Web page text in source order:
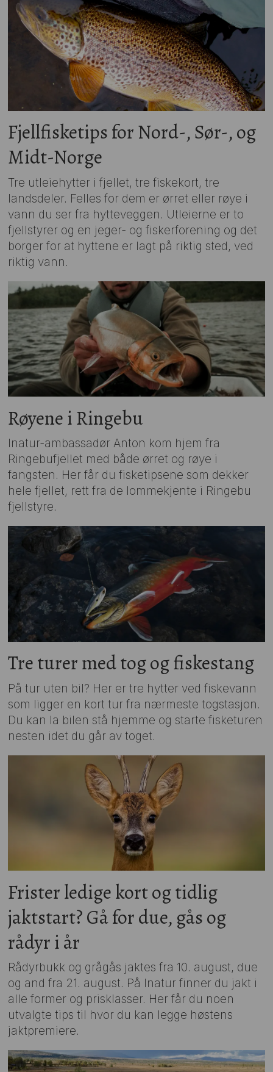
Fjellfisketips for Nord-, Sør-, og
Midt-Norge
Tre utleiehytter i fjellet, tre fiskekort, tre
landsdeler. Felles for dem er ørret eller røye i
vann du ser fra hytteveggen. Utleierne er to
fjellstyrer og en jeger- og fiskerforening og det
borger for at hyttene er lagt på riktig sted, ved
riktig vann.
Røyene i Ringebu
Inatur-ambassadør Anton kom hjem fra
Ringebufjellet med både ørret og røye i
fangsten. Her får du fisketipsene som dekker
hele fjellet, rett fra de lommekjente i Ringebu
fjellstyre.
Tre turer med tog og fiskestang
På tur uten bil? Her er tre hytter ved fiskevann
som ligger en kort tur fra nærmeste togstasjon.
Du kan la bilen stå hjemme og starte fisketuren
nesten idet du går av toget.
Frister ledige kort og tidlig
jaktstart? Gå for due, gås og
rådyr i år
Rådyrbukk og grågås jaktes fra 10. august, due
og and fra 21. august. På Inatur finner du jakt i
alle former og prisklasser. Her får du noen
utvalgte tips til hvor du kan legge høstens
jaktpremiere.